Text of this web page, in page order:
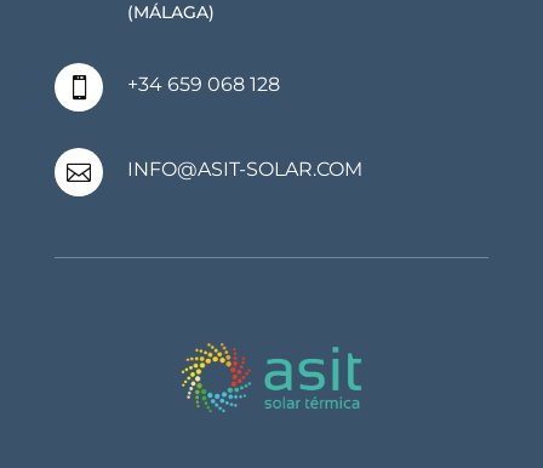
(MÁLAGA)
 +34 659 068 128
 INFO@ASIT-SOLAR.COM